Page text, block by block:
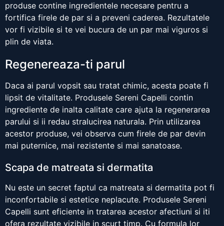
produse contine ingredientele necesare pentru a
fortifica firele de par si a preveni caderea. Rezultatele
vor fi vizibile si te vei bucura de un par mai viguros si
plin de viata.
Regenereaza-ti parul
Daca ai parul vopsit sau tratat chimic, acesta poate fi
lipsit de vitalitate. Produsele Sereni Capelli contin
ingrediente de inalta calitate care ajuta la regenerarea
parului si ii redau stralucirea naturala. Prin utilizarea
acestor produse, vei observa cum firele de par devin
mai puternice, mai rezistente si mai sanatoase.
Scapa de matreata si dermatita
Nu este un secret faptul ca matreata si dermatita pot fi
inconfortabile si estetice neplacute. Produsele Sereni
Capelli sunt eficiente in tratarea acestor afectiuni si iti
ofera rezultate vizibile in scurt timp. Cu formula lor